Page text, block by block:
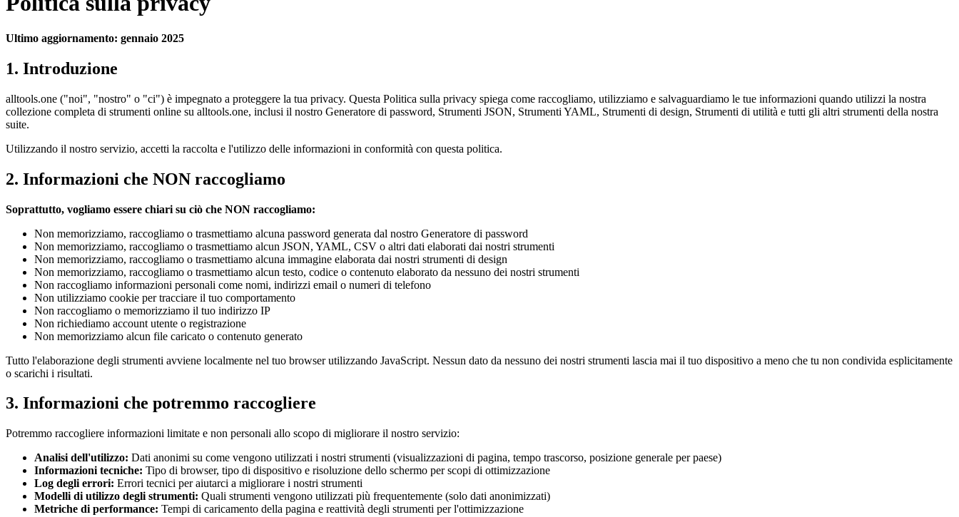
Ultimo aggiornamento: gennaio 2025
1. Introduzione
alltools.one ("noi", "nostro" o "ci") è impegnato a proteggere la tua privacy. Questa Politica sulla privacy spiega come raccogliamo, utilizziamo e salvaguardiamo le tue informazioni quando utilizzi la nostra
collezione completa di strumenti online su alltools.one, inclusi il nostro Generatore di password, Strumenti JSON, Strumenti YAML, Strumenti di design, Strumenti di utilità e tutti gli altri strumenti della nostra
suite.
Utilizzando il nostro servizio, accetti la raccolta e l'utilizzo delle informazioni in conformità con questa politica.
2. Informazioni che NON raccogliamo
Soprattutto, vogliamo essere chiari su ciò che NON raccogliamo:
Non memorizziamo, raccogliamo o trasmettiamo alcuna password generata dal nostro Generatore di password
Non memorizziamo, raccogliamo o trasmettiamo alcun JSON, YAML, CSV o altri dati elaborati dai nostri strumenti
Non memorizziamo, raccogliamo o trasmettiamo alcuna immagine elaborata dai nostri strumenti di design
Non memorizziamo, raccogliamo o trasmettiamo alcun testo, codice o contenuto elaborato da nessuno dei nostri strumenti
Non raccogliamo informazioni personali come nomi, indirizzi email o numeri di telefono
Non utilizziamo cookie per tracciare il tuo comportamento
Non raccogliamo o memorizziamo il tuo indirizzo IP
Non richiediamo account utente o registrazione
Non memorizziamo alcun file caricato o contenuto generato
Tutto l'elaborazione degli strumenti avviene localmente nel tuo browser utilizzando JavaScript. Nessun dato da nessuno dei nostri strumenti lascia mai il tuo dispositivo a meno che tu non condivida esplicitamente
o scarichi i risultati.
3. Informazioni che potremmo raccogliere
Potremmo raccogliere informazioni limitate e non personali allo scopo di migliorare il nostro servizio:
Analisi dell'utilizzo: Dati anonimi su come vengono utilizzati i nostri strumenti (visualizzazioni di pagina, tempo trascorso, posizione generale per paese)
Informazioni tecniche: Tipo di browser, tipo di dispositivo e risoluzione dello schermo per scopi di ottimizzazione
Log degli errori: Errori tecnici per aiutarci a migliorare i nostri strumenti
Modelli di utilizzo degli strumenti: Quali strumenti vengono utilizzati più frequentemente (solo dati anonimizzati)
Metriche di performance: Tempi di caricamento della pagina e reattività degli strumenti per l'ottimizzazione